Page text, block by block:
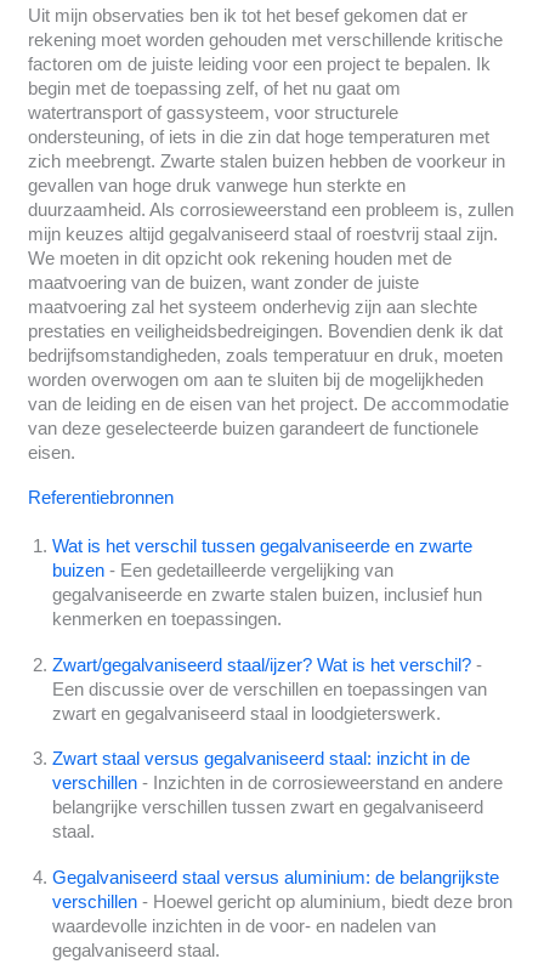
Uit mijn observaties ben ik tot het besef gekomen dat er
rekening moet worden gehouden met verschillende kritische
factoren om de juiste leiding voor een project te bepalen. Ik
begin met de toepassing zelf, of het nu gaat om
watertransport of gassysteem, voor structurele
ondersteuning, of iets in die zin dat hoge temperaturen met
zich meebrengt. Zwarte stalen buizen hebben de voorkeur in
gevallen van hoge druk vanwege hun sterkte en
duurzaamheid. Als corrosieweerstand een probleem is, zullen
mijn keuzes altijd gegalvaniseerd staal of roestvrij staal zijn.
We moeten in dit opzicht ook rekening houden met de
maatvoering van de buizen, want zonder de juiste
maatvoering zal het systeem onderhevig zijn aan slechte
prestaties en veiligheidsbedreigingen. Bovendien denk ik dat
bedrijfsomstandigheden, zoals temperatuur en druk, moeten
worden overwogen om aan te sluiten bij de mogelijkheden
van de leiding en de eisen van het project. De accommodatie
van deze geselecteerde buizen garandeert de functionele
eisen.
Referentiebronnen
Wat is het verschil tussen gegalvaniseerde en zwarte
buizen- Een gedetailleerde vergelijking van
gegalvaniseerde en zwarte stalen buizen, inclusief hun
kenmerken en toepassingen.
Zwart/gegalvaniseerd staal/ijzer? Wat is het verschil?-
Een discussie over de verschillen en toepassingen van
zwart en gegalvaniseerd staal in loodgieterswerk.
Zwart staal versus gegalvaniseerd staal: inzicht in de
verschillen- Inzichten in de corrosieweerstand en andere
belangrijke verschillen tussen zwart en gegalvaniseerd
staal.
Gegalvaniseerd staal versus aluminium: de belangrijkste
verschillen- Hoewel gericht op aluminium, biedt deze bron
waardevolle inzichten in de voor- en nadelen van
gegalvaniseerd staal.